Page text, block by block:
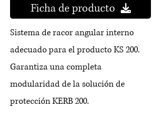
Ficha de producto
Sistema de racor angular interno
adecuado para el producto KS 200.
Garantiza una completa
modularidad de la solución de
protección KERB 200.